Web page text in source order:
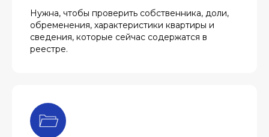
Нужна, чтобы проверить собственника, доли,
обременения, характеристики квартиры и
сведения, которые сейчас содержатся в
реестре.